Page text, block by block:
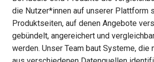
die Nutzer*innen auf unserer Plattform
Produktseiten, auf denen Angebote
gebündelt, angereichert und
werden. Unser Team baut Systeme, die